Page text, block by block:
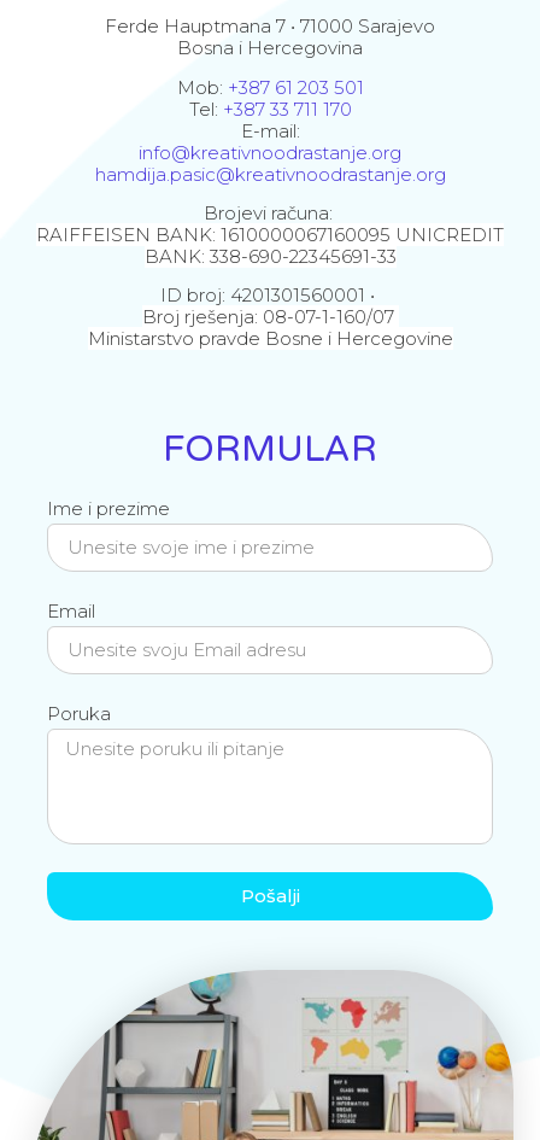
FORMULAR
Ime i prezime
Email
Poruka
Pošalji
Ferde Hauptmana 7 • 71000 Sarajevo
Bosna i Hercegovina
Mob: +387 61 203 501
Tel: +387 33 711 170
E-mail:
info@kreativnoodrastanje.org
hamdija.pasic@kreativnoodrastanje.org
Brojevi računa:
RAIFFEISEN BANK: 1610000067160095 UNICREDIT
BANK: 338-690-22345691-33
ID broj: 4201301560001 •
Broj rješenja: 08-07-1-160/07
Ministarstvo pravde Bosne i Hercegovine